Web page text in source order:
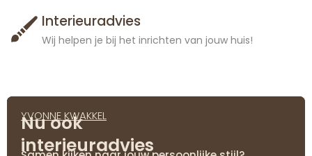
Interieuradvies
Wij helpen je bij het inrichten van jouw huis!
YVONNE KWAKKEL
Nu ook
interieuradvies